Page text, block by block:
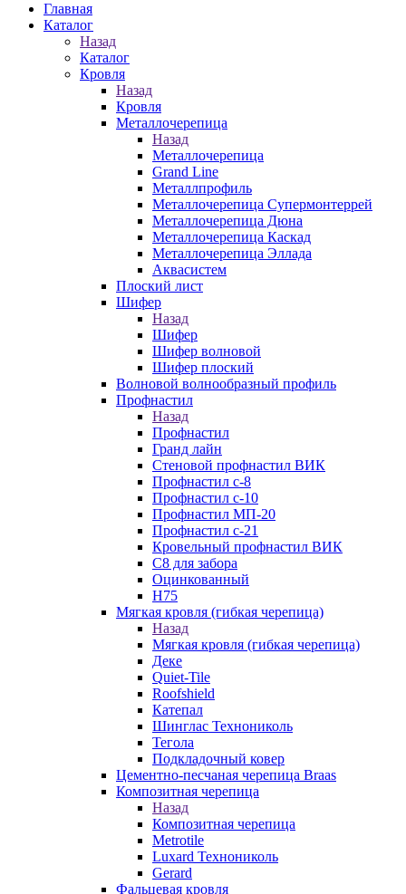
Главная
Каталог
Назад
Каталог
Кровля
Назад
Кровля
Металлочерепица
Назад
Металлочерепица
Grand Line
Металлпрофиль
Металлочерепица Супермонтеррей
Металлочерепица Дюна
Металлочерепица Каскад
Металлочерепица Эллада
Аквасистем
Плоский лист
Шифер
Назад
Шифер
Шифер волновой
Шифер плоский
Волновой волнообразный профиль
Профнастил
Назад
Профнастил
Гранд лайн
Стеновой профнастил ВИК
Профнастил с-8
Профнастил с-10
Профнастил МП-20
Профнастил с-21
Кровельный профнастил ВИК
С8 для забора
Оцинкованный
Н75
Мягкая кровля (гибкая черепица)
Назад
Мягкая кровля (гибкая черепица)
Деке
Quiet-Tile
Roofshield
Катепал
Шинглас Технониколь
Тегола
Подкладочный ковер
Цементно-песчаная черепица Braas
Композитная черепица
Назад
Композитная черепица
Metrotile
Luxard Технониколь
Gerard
Фальцевая кровля